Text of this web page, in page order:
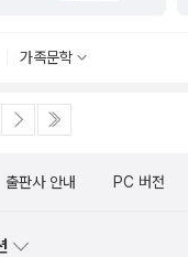
가족문학
출판사 안내 PC 버전